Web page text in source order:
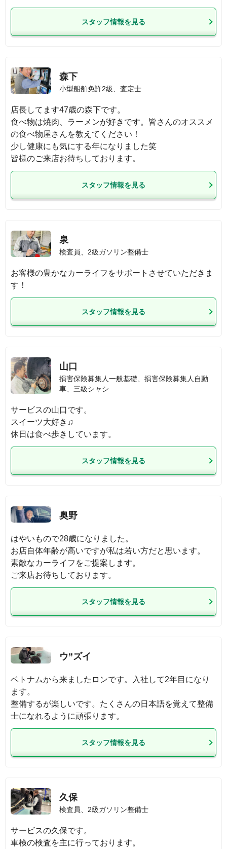
スタッフ情報を見る
森下
小型船舶免許2級、査定士
店長してます47歳の森下です。
食べ物は焼肉、ラーメンが好きです。皆さんのオススメ
の食べ物屋さんを教えてください！
少し健康にも気にする年になりました笑
皆様のご来店お待ちしております。
スタッフ情報を見る
泉
検査員、2級ガソリン整備士
お客様の豊かなカーライフをサポートさせていただきま
す！
スタッフ情報を見る
山口
損害保険募集人一般基礎、損害保険募集人自動
車、三級シャシ
サービスの山口です。
スイーツ大好き♫
休日は食べ歩きしています。
スタッフ情報を見る
奥野
はやいもので28歳になりました。
お店自体年齢が高いですが私は若い方だと思います。
素敵なカーライフをご提案します。
ご来店お待ちしております。
スタッフ情報を見る
ウ”ズイ
ベトナムから来ましたロンです。入社して2年目になり
ます。
整備するが楽しいです。たくさんの日本語を覚えて整備
士になれるように頑張ります。
スタッフ情報を見る
久保
検査員、2級ガソリン整備士
サービスの久保です。
車検の検査を主に行っております。